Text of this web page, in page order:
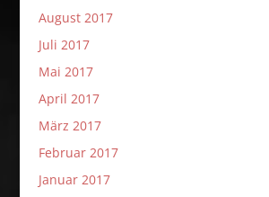
August 2017
Juli 2017
Mai 2017
April 2017
März 2017
Februar 2017
Januar 2017